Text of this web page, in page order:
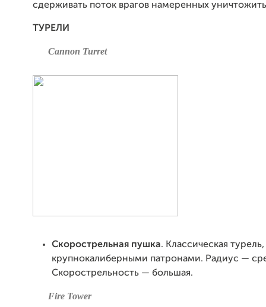
сдерживать поток врагов намеренных
ТУРЕЛИ
Cannon Turret
Скорострельная пушка. Классическая
крупнокалиберными патронами. Радиус —
Скорострельность — большая.
Fire Tower